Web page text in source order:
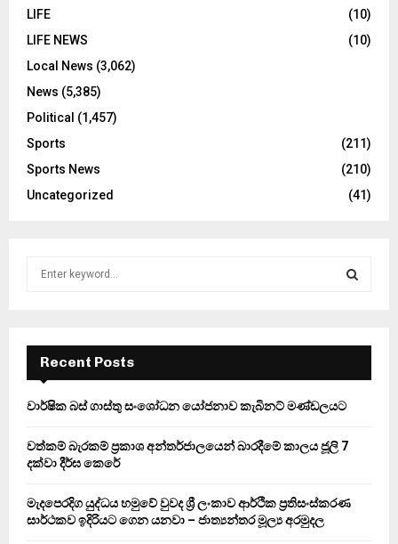
LIFE
(10)
LIFE NEWS
(10)
Local News (3,062)
News (5,385)
Political (1,457)
Sports
(211)
Sports News
(210)
Uncategorized
(41)
f
r
E
A
Recent Posts
වාර්ෂික බස් ගාස්තු සංශෝධන යෝජනාව කැබිනට් මණ්ඩලයට
වත්කම් බැරකම් ප්‍රකාශ අන්තර්ජාලයෙන් බාරදීමේ කාලය ජූලි 7
දක්වා දීර්ඝ කෙරේ
මැදපෙරදිග යුද්ධය හමුවේ වුවද ශ්‍රී ලංකාව ආර්ථික ප්‍රතිසංස්කරණ
සාර්ථකව ඉදිරියට ගෙන යනවා – ජාත්‍යන්තර මූල්‍ය අරමුදල